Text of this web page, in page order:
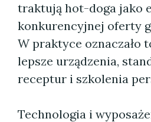
traktują hot-doga jako
konkurencyjnej oferty
W praktyce oznaczało
lepsze urządzenia,
receptur i szkolenia
Technologia i